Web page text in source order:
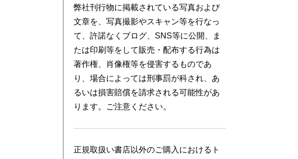
弊社刊行物に掲載されている写真および
文章を、写真撮影やスキャン等を行なっ
て、許諾なくブログ、SNS等に公開、ま
たは印刷等をして販売・配布する行為は
著作権、肖像権等を侵害するものであ
り、場合によっては刑事罰が科され、あ
るいは損害賠償を請求される可能性があ
ります。ご注意ください。
正規取扱い書店以外のご購入におけるト